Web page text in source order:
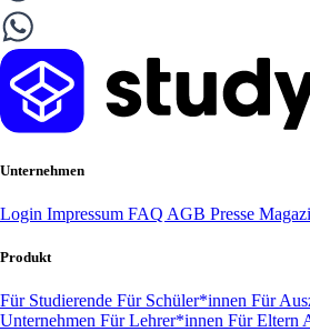
Unternehmen
Login Impressum FAQ AGB Presse
Produkt
Für Studierende Für Schüler*innen Für
Unternehmen Für Lehrer*innen Für Eltern